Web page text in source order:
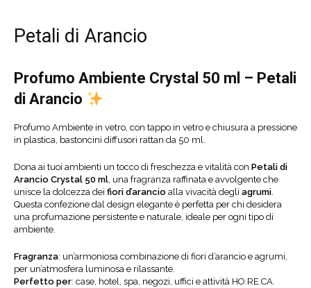
Petali di Arancio
Profumo Ambiente Crystal 50 ml – Petali
di Arancio
Profumo Ambiente in vetro, con tappo in vetro e chiusura a pressione
in plastica, bastoncini diffusori rattan da 50 ml.
Dona ai tuoi ambienti un tocco di freschezza e vitalità con Petali di
Arancio Crystal 50 ml, una fragranza raffinata e avvolgente che
unisce la dolcezza dei fiori d’arancio alla vivacità degli agrumi.
Questa confezione dal design elegante è perfetta per chi desidera
una profumazione persistente e naturale, ideale per ogni tipo di
ambiente.
Fragranza: un’armoniosa combinazione di fiori d’arancio e agrumi,
per un’atmosfera luminosa e rilassante.
Perfetto per: case, hotel, spa, negozi, uffici e attività HO.RE.CA.